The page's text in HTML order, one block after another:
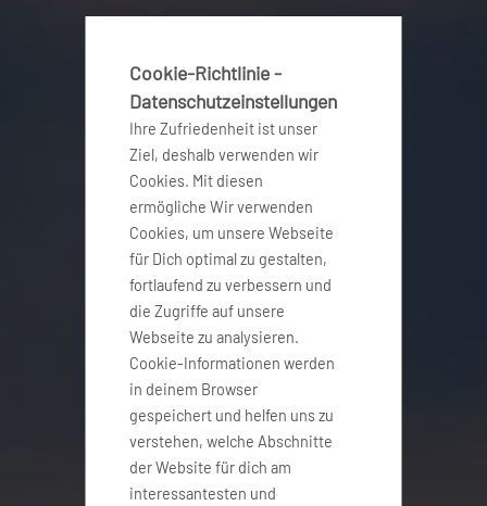
Cookie-Richtlinie -
Datenschutzeinstellungen
Ihre Zufriedenheit ist unser
Ziel, deshalb verwenden wir
Cookies. Mit diesen
ermögliche Wir verwenden
Cookies, um unsere Webseite
für Dich optimal zu gestalten,
fortlaufend zu verbessern und
die Zugriffe auf unsere
Webseite zu analysieren.
Cookie-Informationen werden
in deinem Browser
gespeichert und helfen uns zu
verstehen, welche Abschnitte
der Website für dich am
interessantesten und